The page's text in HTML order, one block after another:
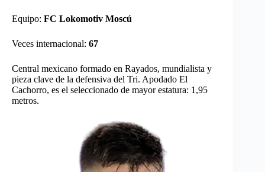
Equipo: FC Lokomotiv Moscú
Veces internacional: 67
Central mexicano formado en Rayados, mundialista y
pieza clave de la defensiva del Tri. Apodado El
Cachorro, es el seleccionado de mayor estatura: 1,95
metros.